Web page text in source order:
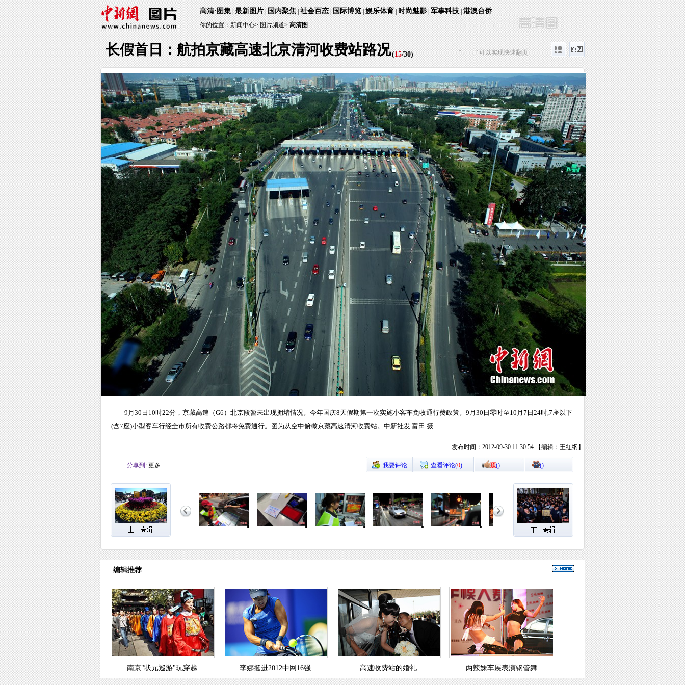
高清·图集|最新图片|国内聚焦|社会百态|国际博览|娱乐体育|时尚魅影|军事科技|港澳台侨
你的位置：新闻中心>图片频道> 高清图
长假首日：航拍京藏高速北京清河收费站路况(15/30) “← →” 可以实现快速翻页
9月30日10时22分，京藏高速（G6）北京段暂未出现拥堵情况。今年国庆8天假期第一次实施小客车免收通行费政策。9月30日零时至10月7日24时,7座以下
(含7座)小型客车行经全市所有收费公路都将免费通行。图为从空中俯瞰京藏高速清河收费站。中新社发 富田 摄
发布时间：2012-09-30 11:30:54 【编辑：王红纲】
分享到: 更多... 我要评论 查看评论(0) 顶() 踩()
编辑推荐
南京"状元巡游"玩穿越 李娜挺进2012中网16强 高速收费站的婚礼 两辣妹车展表演钢管舞